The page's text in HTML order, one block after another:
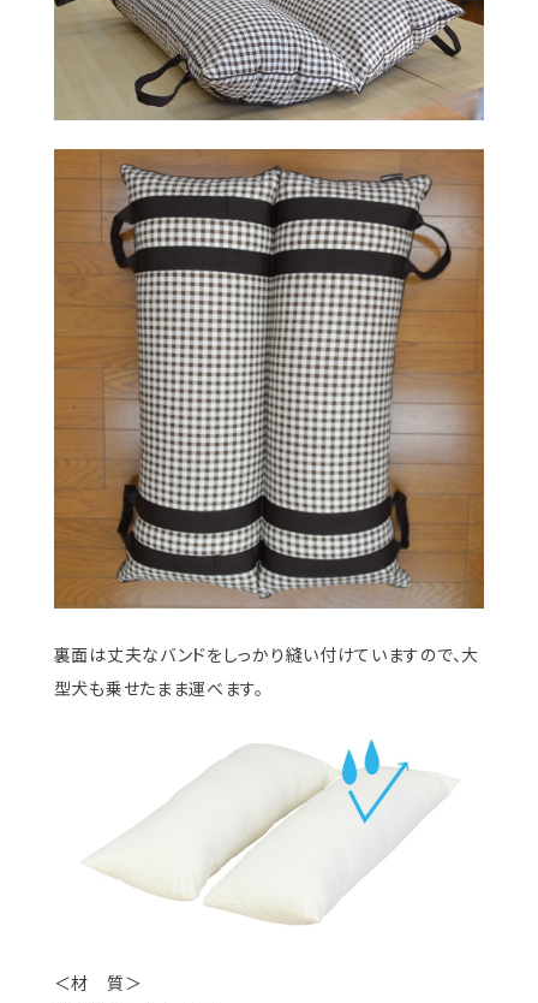
裏面は丈夫なバンドをしっかり縫い付けていますので、大
型犬も乗せたまま運べます。
＜材 質＞